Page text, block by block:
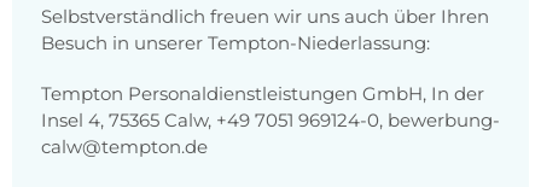
Selbstverständlich freuen wir uns auch über Ihren
Besuch in unserer Tempton-Niederlassung:
Tempton Personaldienstleistungen GmbH, In der
Insel 4, 75365 Calw, +49 7051 969124-0, bewerbung-
calw@tempton.de